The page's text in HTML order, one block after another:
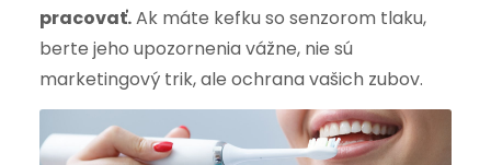
pracovať.Ak máte kefku so senzorom tlaku,
berte jeho upozornenia vážne, nie sú
marketingový trik, ale ochrana vašich zubov.